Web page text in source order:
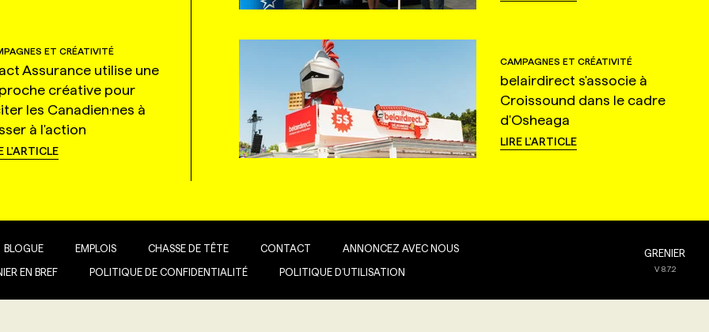
ET CRÉATIVITÉ
Assurance utilise une
créative pour
les Canadien·nes à
à l'action
L'ARTICLE
CAMPAGNES ET CRÉATIVITÉ
belairdirect s'associe à
Croissound dans le cadre
d'Osheaga
LIRE L'ARTICLE
BLOGUE EMPLOIS CHASSE DE TÊTE CONTACT ANNONCEZ AVEC NOUS
EN BREF POLITIQUE DE CONFIDENTIALITÉ POLITIQUE D’UTILISATION
GRENIER
V8.7.2